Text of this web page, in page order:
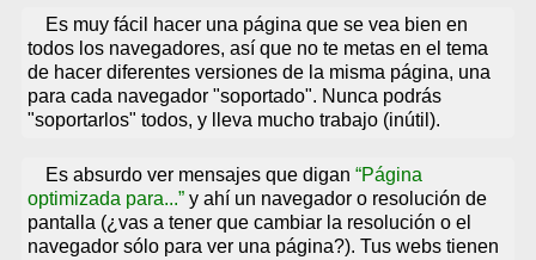
Es muy fácil hacer una página que se vea bien en
todos los navegadores, así que no te metas en el tema
de hacer diferentes versiones de la misma página, una
para cada navegador "soportado". Nunca podrás
"soportarlos" todos, y lleva mucho trabajo (inútil).
Es absurdo ver mensajes que digan Página
optimizada para... y ahí un navegador o resolución de
pantalla (¿vas a tener que cambiar la resolución o el
navegador sólo para ver una página?). Tus webs tienen